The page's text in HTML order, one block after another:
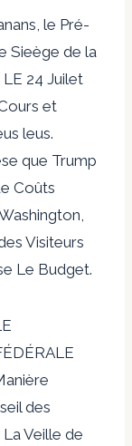
le Pré-
Sieège de la
24 Juilet
et
leus.
que Trump
Coûts
Visiteurs
Le Budget.
des
Veille de